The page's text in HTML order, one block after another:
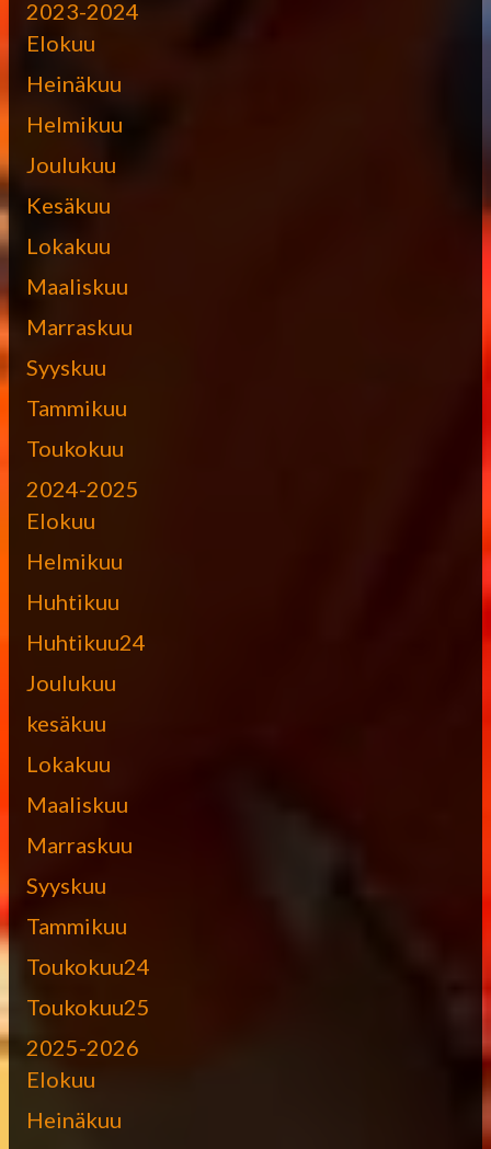
2023-2024
Elokuu
Heinäkuu
Helmikuu
Joulukuu
Kesäkuu
Lokakuu
Maaliskuu
Marraskuu
Syyskuu
Tammikuu
Toukokuu
2024-2025
Elokuu
Helmikuu
Huhtikuu
Huhtikuu24
Joulukuu
kesäkuu
Lokakuu
Maaliskuu
Marraskuu
Syyskuu
Tammikuu
Toukokuu24
Toukokuu25
2025-2026
Elokuu
Heinäkuu